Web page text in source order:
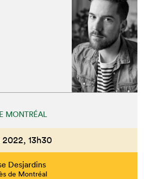
MONTRÉAL
13h30
Desjardins
de Montréal